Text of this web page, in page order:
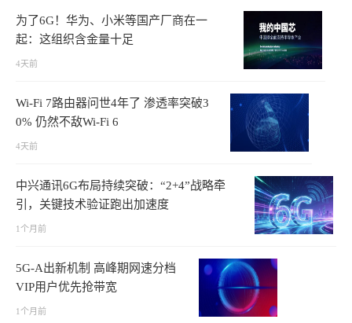
为了6G！华为、小米等国产厂商在一
起：这组织含金量十足
4天前
Wi-Fi 7路由器问世4年了 渗透率突破3
0% 仍然不敌Wi-Fi 6
4天前
中兴通讯6G布局持续突破：“2+4”战略牵
引，关键技术验证跑出加速度
1个月前
5G-A出新机制 高峰期网速分档
VIP用户优先抢带宽
1个月前